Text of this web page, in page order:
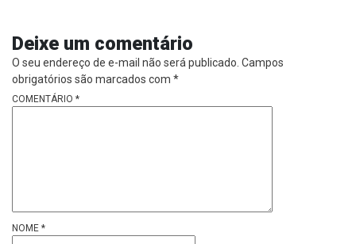
Deixe um comentário
O seu endereço de e-mail não será publicado. Campos
obrigatórios são marcados com *
COMENTÁRIO *
NOME *